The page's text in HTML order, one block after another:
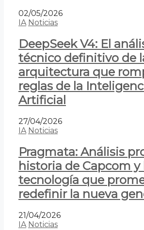
02/05/2026
IA Noticias
DeepSeek V4: El
técnico definitivo de
arquitectura que
reglas de la
Artificial
27/04/2026
IA Noticias
Pragmata: Análisis
historia de Capcom y
tecnología que
redefinir la nueva
21/04/2026
IA Noticias